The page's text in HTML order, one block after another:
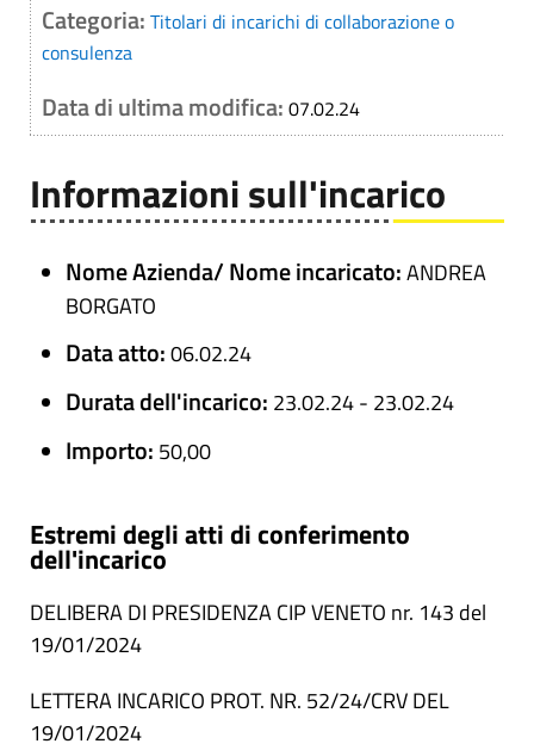
Categoria: Titolari di incarichi di collaborazione o
consulenza
Data di ultima modifica: 07.02.24
Informazioni sull'incarico
Nome Azienda/ Nome incaricato:ANDREA
BORGATO
Data atto:06.02.24
Durata dell'incarico: 23.02.24 - 23.02.24
Importo: 50,00
Estremi degli atti di conferimento
dell'incarico
DELIBERA DI PRESIDENZA CIP VENETO nr. 143 del
19/01/2024
LETTERA INCARICO PROT. NR. 52/24/CRV DEL
19/01/2024